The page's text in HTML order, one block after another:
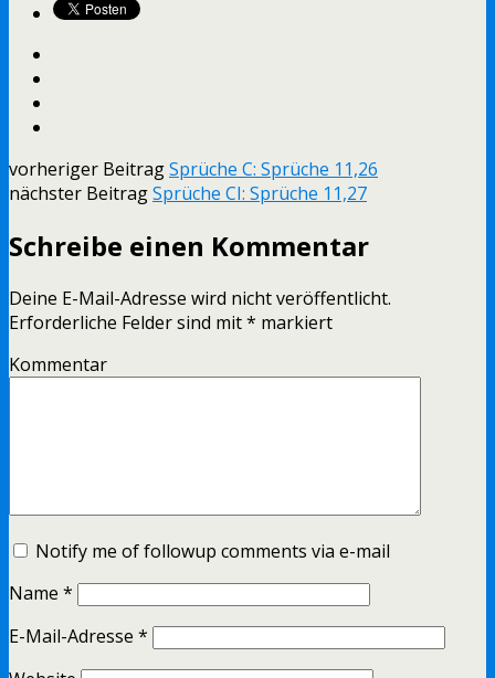
vorheriger BeitragSprüche C: Sprüche 11,26
nächster BeitragSprüche CI: Sprüche 11,27
Schreibe einen Kommentar
Deine E-Mail-Adresse wird nicht veröffentlicht.
Erforderliche Felder sind mit* markiert
Kommentar
Notify me of followup comments via e-mail
Name *
E-Mail-Adresse *